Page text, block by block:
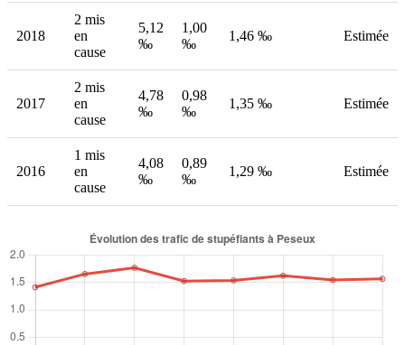
2018
2 mis
en
cause
5,12
‰
1,00
‰
1,46 ‰ Estimée
2017
2 mis
en
cause
4,78
‰
0,98
‰
1,35 ‰ Estimée
2016
1 mis
en
cause
4,08
‰
0,89
‰
1,29 ‰ Estimée